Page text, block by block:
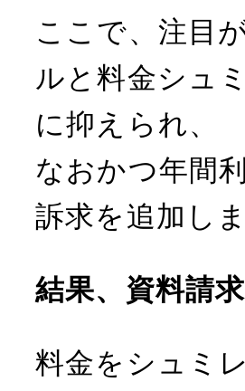
ここで、注目
ルと料金シュ
に抑えられ、
なおかつ年間
訴求を追加しま
結果、資料請
料金をシュミ